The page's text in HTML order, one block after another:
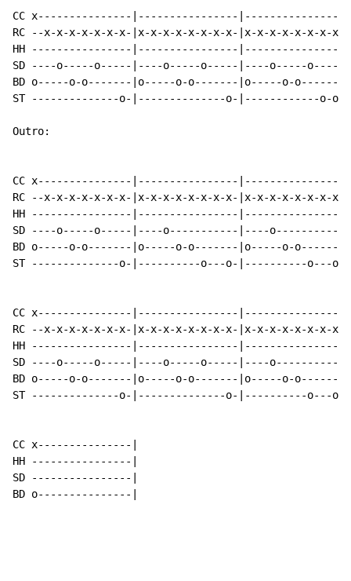
CC x---------------|----------------
RC --x-x-x-x-x-x-x-|x-x-x-x-x-x-x-x-|x-x-x-x-x-x-x-
HH ----------------|----------------
SD ----o-----o-----|----o-----o-----|----o-----o-----
BD o-----o-o-------|o-----o-o-------|o-----o-
ST --------------o-|--------------o-|------------o-
Outro:
CC x---------------|----------------|----------------
RC --x-x-x-x-x-x-x-|x-x-x-x-x-x-x-x-|x-x-x-x-x-x-x-
HH ----------------|----------------
SD ----o-----o-----|----o-----------|----o-----------
BD o-----o-o-------|o-----o-o-------|o-----o-
ST --------------o-|----------o---o-|----------o---
CC x---------------|----------------
RC --x-x-x-x-x-x-x-|x-x-x-x-x-x-x-x-|x-x-x-x-x-x-x-
HH ----------------|----------------
SD ----o-----o-----|----o-----o-----|----o-----------
BD o-----o-o-------|o-----o-o-------|o-----o-
ST --------------o-|--------------o-|----------o---
CC x---------------|
HH ----------------|
SD ----------------|
BD o---------------|